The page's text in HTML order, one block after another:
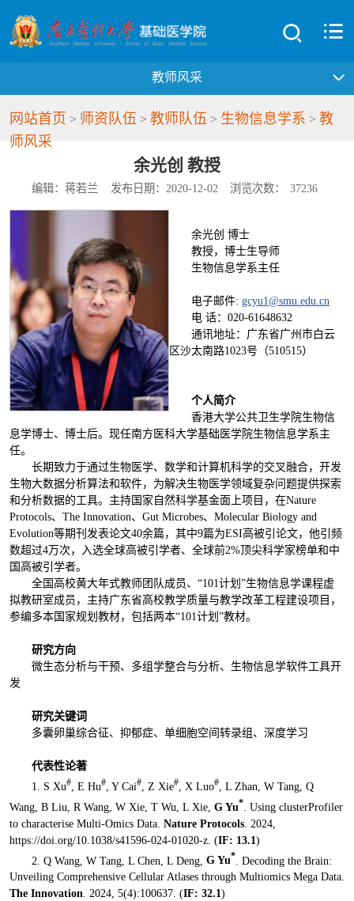
教师风采
网站首页 > 师资队伍 > 教师队伍 > 生物信息学系 > 教
师风采
余光创 教授
编辑：蒋若兰 发布日期：2020-12-02 浏览次数： 37236
余光创 博士
教授，博士生导师
生物信息学系主任
电子邮件: gcyu1@smu.edu.cn
电 话：020-61648632
通讯地址：广东省广州市白云
区沙太南路1023号（510515）
个人简介
香港大学公共卫生学院生物信
息学博士、博士后。现任南方医科大学基础医学院生物信息学系主
任。
长期致力于通过生物医学、数学和计算机科学的交叉融合，开发
生物大数据分析算法和软件，为解决生物医学领域复杂问题提供探索
和分析数据的工具。主持国家自然科学基金面上项目，在Nature
Protocols、The Innovation、Gut Microbes、Molecular Biology and
Evolution等期刊发表论文40余篇，其中9篇为ESI高被引论文，他引频
数超过4万次，入选全球高被引学者、全球前2%顶尖科学家榜单和中
国高被引学者。
全国高校黄大年式教师团队成员、“101计划”生物信息学课程虚
拟教研室成员，主持广东省高校教学质量与教学改革工程建设项目，
参编多本国家规划教材，包括两本“101计划”教材。
研究方向
微生态分析与干预、多组学整合与分析、生物信息学软件工具开
发
研究关键词
多囊卵巢综合征、抑郁症、单细胞空间转录组、深度学习
代表性论著
1. S Xu#, E Hu#, Y Cai#, Z Xie#, X Luo#, L Zhan, W Tang, Q
Wang, B Liu, R Wang, W Xie, T Wu, L Xie, G Yu* . Using clusterProfiler
to characterise Multi-Omics Data. Nature Protocols. 2024,
https://doi.org/10.1038/s41596-024-01020-z. (IF: 13.1)
2. Q Wang, W Tang, L Chen, L Deng, G Yu* . Decoding the Brain:
Unveiling Comprehensive Cellular Atlases through Multiomics Mega Data.
The Innovation. 2024, 5(4):100637. (IF: 32.1)